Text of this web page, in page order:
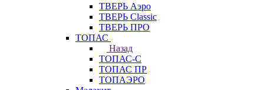
ТВЕРЬ Аэро
ТВЕРЬ Classic
ТВЕРЬ ПРО
ТОПАС
Назад
ТОПАС-С
ТОПАС ПР
ТОПАЭРО